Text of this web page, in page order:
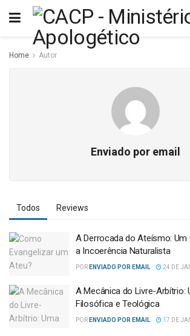
Home Autor
Enviado por email
Todos Reviews
A Derrocada do Ateísmo: Um
a Incoerência Naturalista
POR ENVIADO POR EMAIL 24 DE
A Mecânica do Livre-Arbítrio:
Filosófica e Teológica
POR ENVIADO POR EMAIL 17 DE